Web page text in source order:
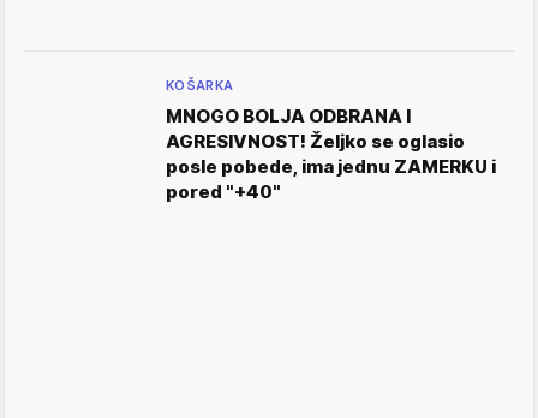
KOŠARKA
MNOGO BOLJA ODBRANA I
AGRESIVNOST! Željko se oglasio
posle pobede, ima jednu ZAMERKU i
pored "+40"